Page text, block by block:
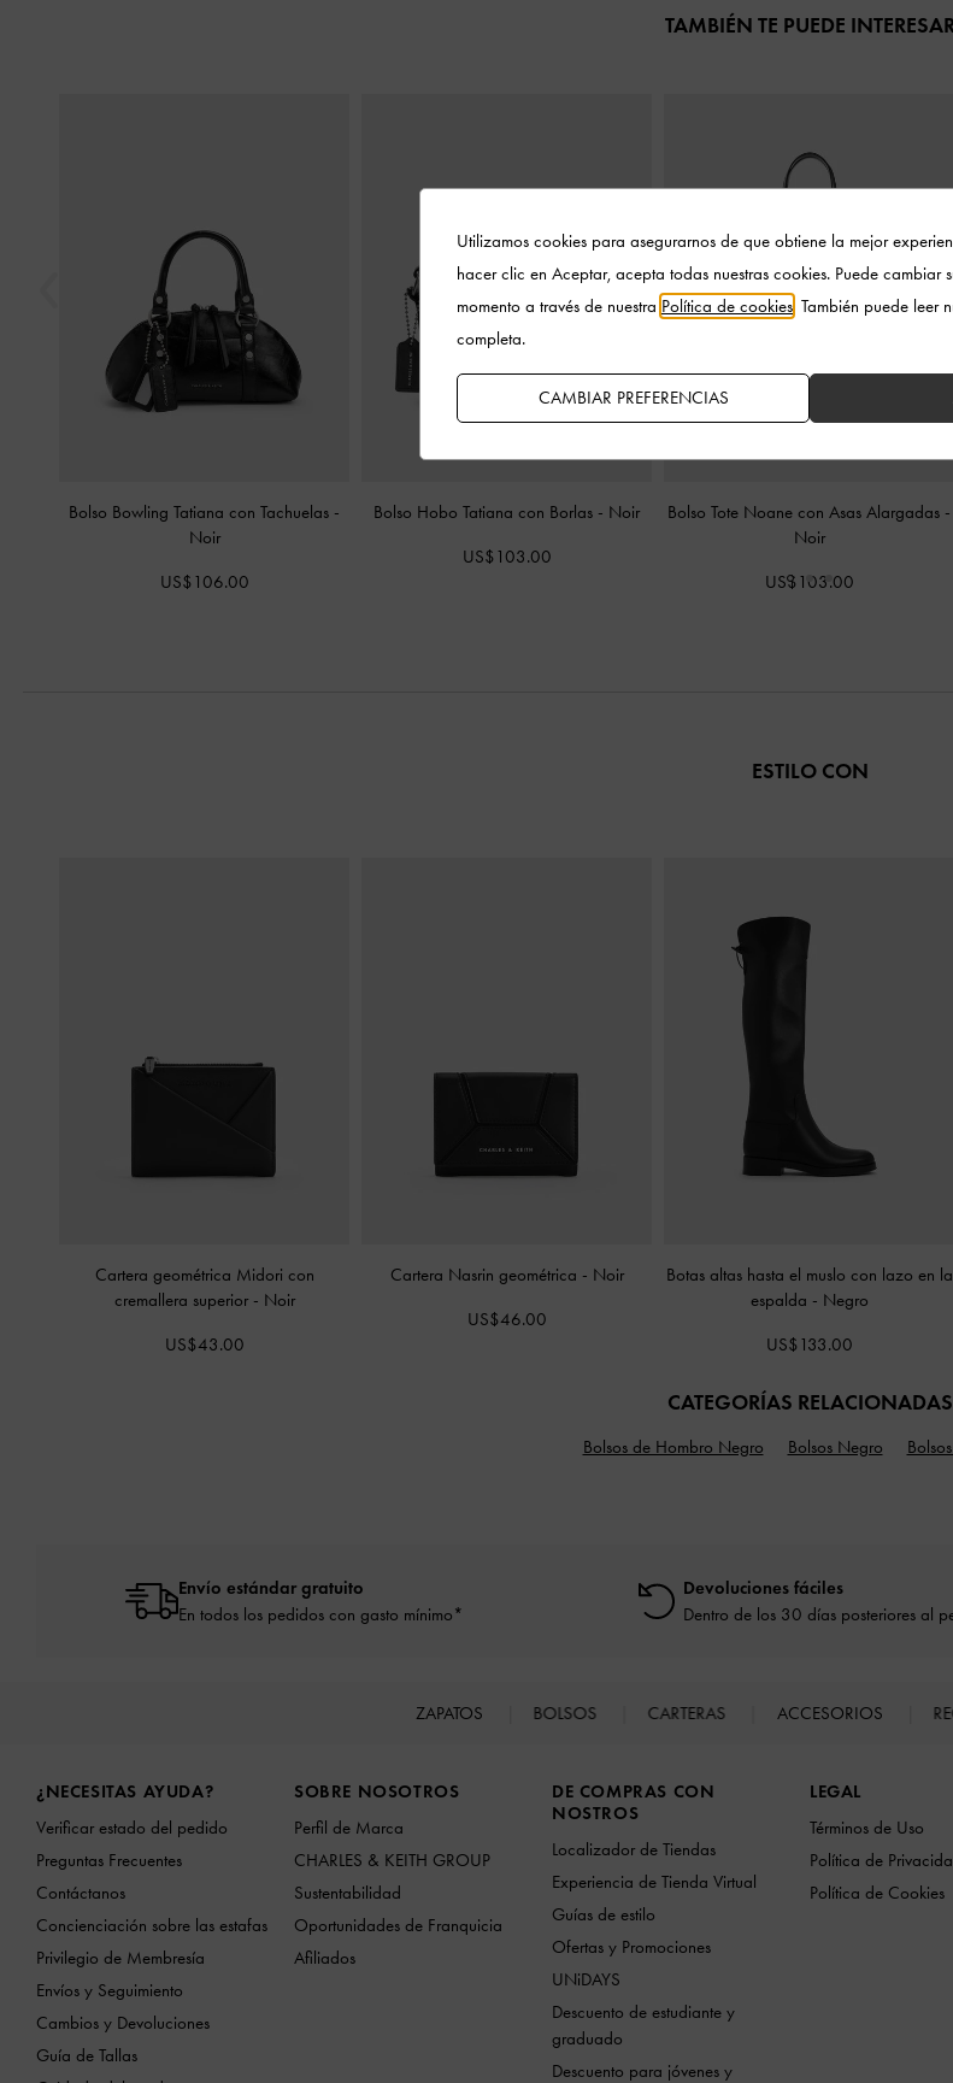
TAMBIÉN TE PUEDE
Bolso Bowling Tatiana con Tachuelas -
Noir
US$106.00
Bolso Hobo Tatiana con Borlas - Noir
US$103.00
Bolso Tote Noane con Asas Alargadas -
Noir
US$103.00
ESTILO CON
Cartera geométrica Midori con
cremallera superior - Noir
US$43.00
Cartera Nasrin geométrica - Noir
US$46.00
Botas altas hasta el muslo con lazo en la
espalda - Negro
US$133.00
CATEGORÍAS RELACIONADAS
Bolsos de Hombro Negro Bolsos Negro
Envío estándar gratuito
En todos los pedidos con gasto mínimo*
Devoluciones fáciles
Dentro de los 30 días posteriores al
ZAPATOS BOLSOS CARTERAS ACCESORIOS
¿NECESITAS AYUDA?
Verificar estado del pedido
Preguntas Frecuentes
Contáctanos
Concienciación sobre las estafas
Privilegio de Membresía
Envíos y Seguimiento
Cambios y Devoluciones
Guía de Tallas
SOBRE NOSOTROS
Perfil de Marca
CHARLES & KEITH GROUP
Sustentabilidad
Oportunidades de Franquicia
Afiliados
DE COMPRAS CON
NOSTROS
Localizador de Tiendas
Experiencia de Tienda Virtual
Guías de estilo
Ofertas y Promociones
UNiDAYS
Descuento de estudiante y
graduado
Descuento para jóvenes y
LEGAL
Términos de Uso
Política de
Política de Cookies
Utilizamos cookies para asegurarnos de que obtiene la mejor
hacer clic en Aceptar, acepta todas nuestras cookies. Puede cambiar
momento a través de nuestra Política de cookies . También puede leer
completa.
CAMBIAR PREFERENCIAS